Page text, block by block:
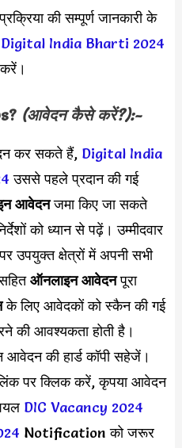
की सम्पूर्ण जानकारी के
Digital India Bharti 2024
(आवेदन कैसे करें?):-
कर सकते हैं, Digital India
उससे पहले प्रदान की गई
आवेदनजमा किए जा सकते
को ध्यान से पढ़ें। उम्मीदवार
उपयुक्त क्षेत्रों में अपनी सभी
ऑनलाइन आवेदनपूरा
के लिए आवेदकों को स्कैन की गई
की आवश्यकता होती है।
की हार्ड कॉपी सहेजें।
पर क्लिक करें, कृपया आवेदन
DIC Vacancy 2024
Notification को जरूर